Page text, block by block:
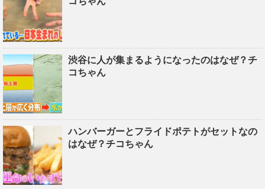
渋谷に人が集まるようになったのはなぜ？チ
コちゃん
ハンバーガーとフライドポテトがセットなの
はなぜ？チコちゃん